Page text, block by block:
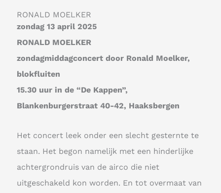
RONALD MOELKER
zondag 13 april 2025
RONALD MOELKER
zondagmiddagconcert door Ronald Moelker,
blokfluiten
15.30 uur in de “De Kappen”,
Blankenburgerstraat 40-42, Haaksbergen
Het concert leek onder een slecht gesternte te
staan. Het begon namelijk met een hinderlijke
achtergrondruis van de airco die niet
uitgeschakeld kon worden. En tot overmaat van